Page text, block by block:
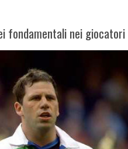
fondamentali nei giocatori